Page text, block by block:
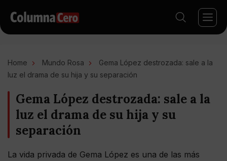
Home Mundo Rosa
Gema López destrozada: sale a la
luz el drama de su hija y su separación
Gema López destrozada: sale a la
luz el drama de su hija y su
separación
La vida privada de Gema López es una de las más